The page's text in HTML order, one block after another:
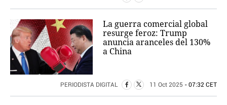
La guerra comercial global
resurge feroz: Trump
anuncia aranceles del 130%
a China
PERIODISTA DIGITAL 11 Oct 2025 - 07:32 CET